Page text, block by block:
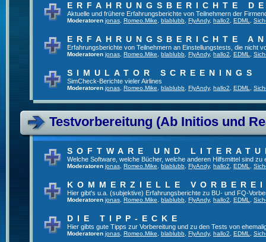
ERFAHRUNGSBERICHTE
Aktuelle und frühere Erfahrungsberichte von Teilnehmern der
Moderatoren jonas Romeo.Mike blablubb FlyAndy, hallo2 EDML
ERFAHRUNGSBERICHTE
Erfahrungsberichte von Teilnehmern an Einstellungstests, die nicht
Moderatoren jonas Romeo.Mike blablubb FlyAndy, hallo2 EDML
SIMULATOR SCREENINGS
SimCheck-Berichte vieler Airlines
Moderatoren jonas Romeo.Mike blablubb FlyAndy, hallo2 EDML
Testvorbereitung (Ab Initios und
SOFTWARE UND
Welche Software, welche Bücher, welche anderen Hilfsmittel sind zu
Moderatoren jonas Romeo.Mike blablubb FlyAndy, hallo2 EDML
KOMMERZIELLE
Hier gibt's u.a. (subjektive) Erfahrungsberichte zu BU- und FQ-
Moderatoren jonas Romeo.Mike blablubb FlyAndy, hallo2 EDML
DIE TIPP-ECKE
Hier gibts gute Tipps zur Vorbereitung und zu den Tests von
Moderatoren jonas Romeo.Mike blablubb FlyAndy, hallo2 EDML